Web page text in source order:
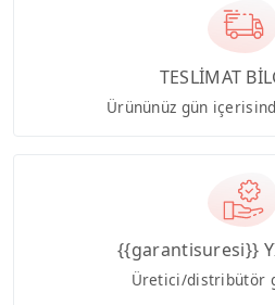
TESLİMAT
Ürününüz gün
{{garantisuresi}}
Üretici/distribütör